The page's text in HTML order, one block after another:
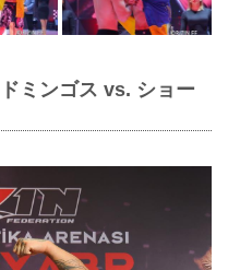
ミンゴス vs. ショー